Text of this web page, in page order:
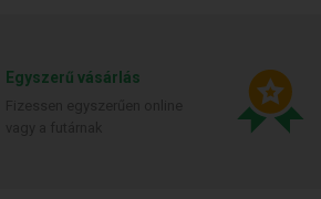
Egyszerű vásárlás